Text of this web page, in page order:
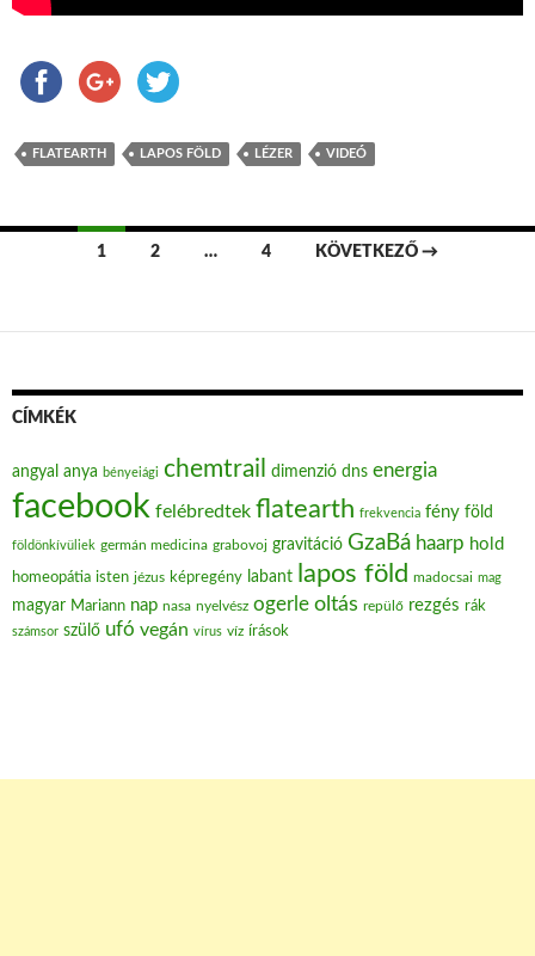
FLATEARTH LAPOS FÖLD LÉZER VIDEÓ
1 2 … 4 KÖVETKEZŐ →
CÍMKÉK
angyal anya bényeiági chemtrail dimenzió dns energia
facebook felébredtek flatearth frekvencia fény föld
földönkívüliek germán medicina grabovoj gravitáció GzaBá haarp hold
homeopátia isten jézus képregény labant lapos föld madocsai mag
magyar Mariann nap nasa nyelvész ogerle oltás repülő rezgés rák
számsor szülő ufó vegán vírus víz írások